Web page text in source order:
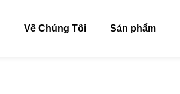
Về Chúng Tôi Sản phẩm